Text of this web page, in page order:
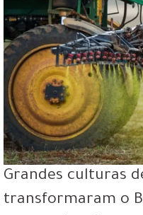
Grandes culturas
transformaram o